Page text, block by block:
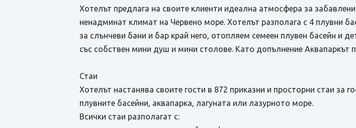
Хотелът предлага на своите клиенти идеална атмосфера за
ненадминат климат на Червено море. Хотелът разполага с 4 плувни
за слънчеви бани и бар край него, отопляем семеен плувен басейн и
със собствен мини душ и мини столове. Като допълнение Аквапаркът
Стаи
Хотелът настанява своите гости в 872 приказни и просторни стаи за
плувните басейни, аквапарка, лагуната или лазурното море.
Всички стаи разполагат с: